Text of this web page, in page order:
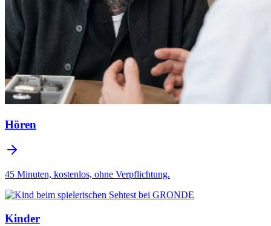
Hören
45 Minuten, kostenlos, ohne Verpflichtung.
Kinder